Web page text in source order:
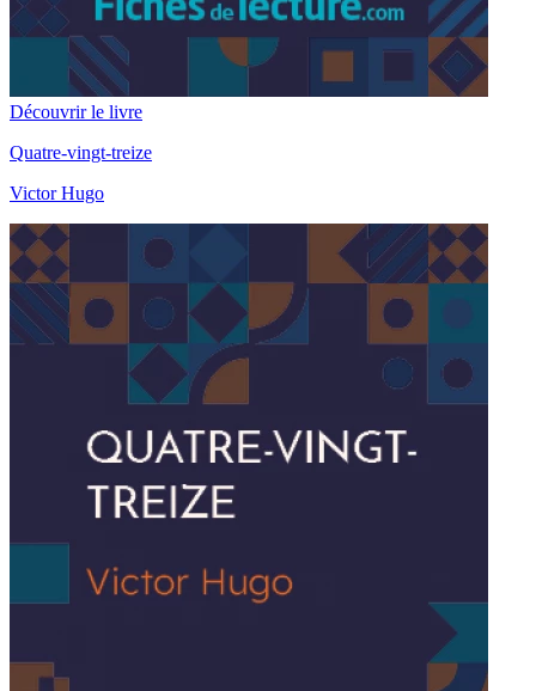
Découvrir le livre
Quatre-vingt-treize
Victor Hugo